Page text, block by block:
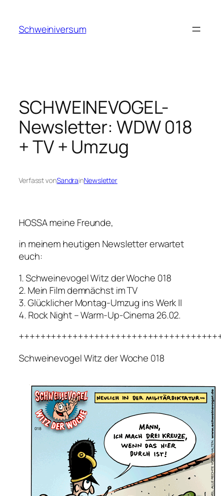
springen
Schweiniversum
SCHWEINEVOGEL-
Newsletter: WDW 018
+ TV + Umzug
Verfasst vonSandrainNewsletter
HOSSA meine Freunde,
in meinem heutigen Newsletter erwartet
euch:
1. Schweinevogel Witz der Woche 018
2. Mein Film demnächst im TV
3. Glücklicher Montag-Umzug ins Werk II
4. Rock Night – Warm-Up-Cinema 26.02.
Schweinevogel Witz der Woche 018